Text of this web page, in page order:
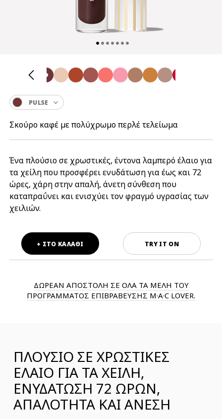
Ένα πλούσιο σε χρωστικές, έντονα λαμπερό έλαιο για
τα χείλη που προσφέρει ενυδάτωση για έως και 72
ώρες, χάρη στην απαλή, άνετη σύνθεση που
καταπραΰνει και ενισχύει τον φραγμό υγρασίας των
χειλιών.
PULSE
Σκούρο καφέ με πολύχρωμο περλέ τελείωμα
TRY IT ON
+ ΣΤΟ ΚΑΛΑΘΙ
ΔΩΡΕΑΝ ΑΠΟΣΤΟΛΗ ΣΕ ΟΛΑ ΤΑ ΜΕΛΗ ΤΟΥ
ΠΡΟΓΡΑΜΜΑΤΟΣ ΕΠΙΒΡΑΒΕΥΣΗΣ M·A·C LOVER.
ΠΛΟΥΣΙΟ ΣΕ ΧΡΩΣΤΙΚΕΣ
ΈΛΑΙΟ ΓΙΑ ΤΑ ΧΕΙΛΗ,
ΕΝΥΔΑΤΩΣΗ 72 ΩΡΩΝ,
ΑΠΑΛΟΤΗΤΑ ΚΑΙ ΆΝΕΣΗ